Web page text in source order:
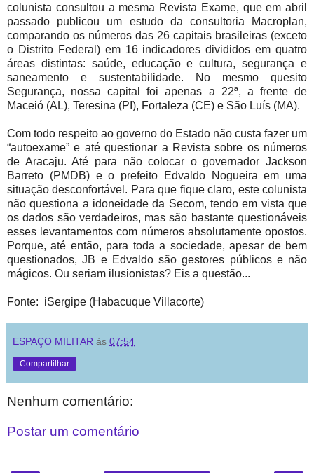
colunista consultou a mesma Revista Exame, que em abril
passado publicou um estudo da consultoria Macroplan,
comparando os números das 26 capitais brasileiras (exceto
o Distrito Federal) em 16 indicadores divididos em quatro
áreas distintas: saúde, educação e cultura, segurança e
saneamento e sustentabilidade. No mesmo quesito
Segurança, nossa capital foi apenas a 22ª, a frente de
Maceió (AL), Teresina (PI), Fortaleza (CE) e São Luís (MA).
Com todo respeito ao governo do Estado não custa fazer um
“autoexame” e até questionar a Revista sobre os números
de Aracaju. Até para não colocar o governador Jackson
Barreto (PMDB) e o prefeito Edvaldo Nogueira em uma
situação desconfortável. Para que fique claro, este colunista
não questiona a idoneidade da Secom, tendo em vista que
os dados são verdadeiros, mas são bastante questionáveis
esses levantamentos com números absolutamente opostos.
Porque, até então, para toda a sociedade, apesar de bem
questionados, JB e Edvaldo são gestores públicos e não
mágicos. Ou seriam ilusionistas? Eis a questão...
Fonte: iSergipe (Habacuque Villacorte)
ESPAÇO MILITAR às 07:54
Compartilhar
Nenhum comentário:
Postar um comentário